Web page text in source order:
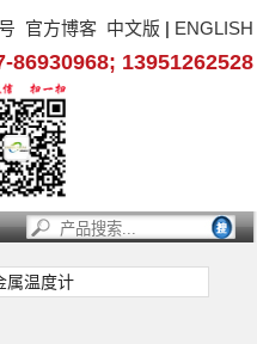
官方博客 中文版 | ENGLISH
86930968; 13951262528
属温度计